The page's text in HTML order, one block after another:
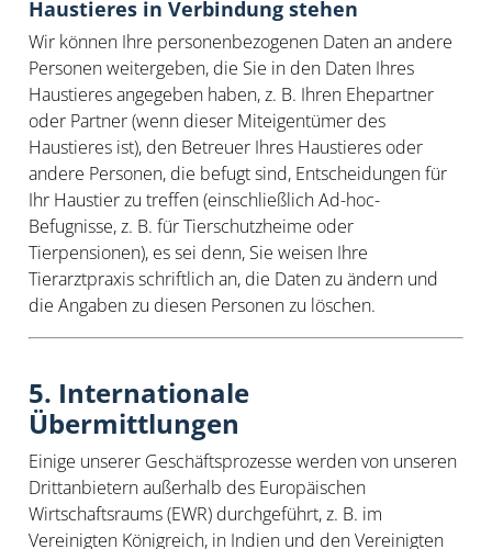
Haustieres in Verbindung stehen
Wir können Ihre personenbezogenen Daten an andere
Personen weitergeben, die Sie in den Daten Ihres
Haustieres angegeben haben, z. B. Ihren Ehepartner
oder Partner (wenn dieser Miteigentümer des
Haustieres ist), den Betreuer Ihres Haustieres oder
andere Personen, die befugt sind, Entscheidungen für
Ihr Haustier zu treffen (einschließlich Ad-hoc-
Befugnisse, z. B. für Tierschutzheime oder
Tierpensionen), es sei denn, Sie weisen Ihre
Tierarztpraxis schriftlich an, die Daten zu ändern und
die Angaben zu diesen Personen zu löschen.
5. Internationale
Übermittlungen
Einige unserer Geschäftsprozesse werden von unseren
Drittanbietern außerhalb des Europäischen
Wirtschaftsraums (EWR) durchgeführt, z. B. im
Vereinigten Königreich, in Indien und den Vereinigten